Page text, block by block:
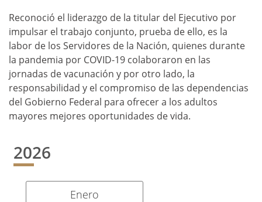
Reconoció el liderazgo de la titular del Ejecutivo por
impulsar el trabajo conjunto, prueba de ello, es la
labor de los Servidores de la Nación, quienes durante
la pandemia por COVID-19 colaboraron en las
jornadas de vacunación y por otro lado, la
responsabilidad y el compromiso de las dependencias
del Gobierno Federal para ofrecer a los adultos
mayores mejores oportunidades de vida.
2026
Enero